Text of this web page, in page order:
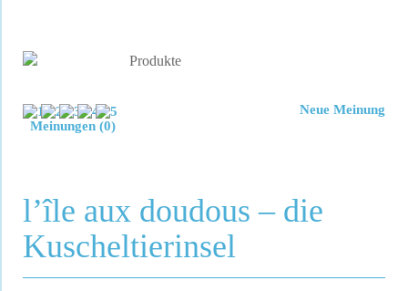
Meinungen (0)
Neue Meinung
l’île aux doudous – die
Kuscheltierinsel